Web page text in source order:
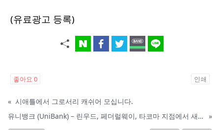
(유료광고 등록)
좋아요 0 인쇄
« 시애틀에서 그로서리 캐쉬어 모십니다.
유니뱅크 (UniBank) – 린우드, 페더럴웨이, 타코마 지점에서 새 인재를 찾습니다.
»